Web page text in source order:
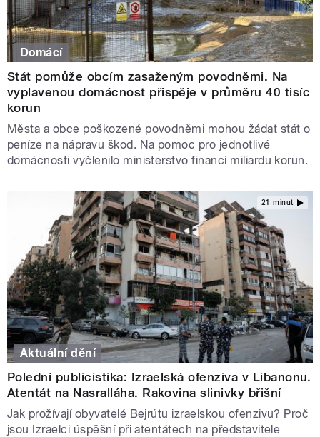
Domácí
Stát pomůže obcím zasaženým povodněmi. Na
vyplavenou domácnost přispěje v průměru 40 tisíc
korun
Města a obce poškozené povodněmi mohou žádat stát o
peníze na nápravu škod. Na pomoc pro jednotlivé
domácnosti vyčlenilo ministerstvo financí miliardu korun.
21 minut
Aktuální dění
Polední publicistika: Izraelská ofenziva v Libanonu.
Atentát na Nasralláha. Rakovina slinivky břišní
Jak prožívají obyvatelé Bejrútu izraelskou ofenzivu? Proč
jsou Izraelci úspěšní při atentátech na představitele